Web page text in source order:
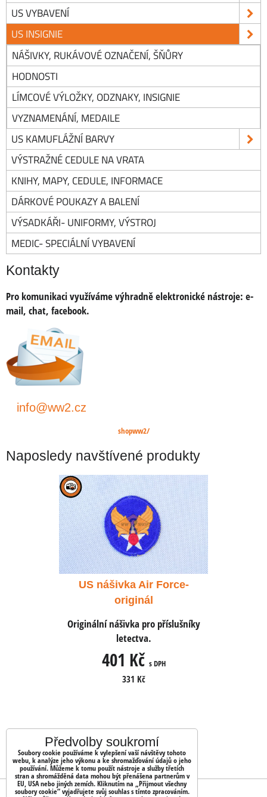
US VYBAVENÍ
US INSIGNIE
NÁŠIVKY, RUKÁVOVÉ OZNAČENÍ, ŠŇŮRY
HODNOSTI
LÍMCOVÉ VÝLOŽKY, ODZNAKY, INSIGNIE
VYZNAMENÁNÍ, MEDAILE
US KAMUFLÁŽNÍ BARVY
VÝSTRAŽNÉ CEDULE NA VRATA
KNIHY, MAPY, CEDULE, INFORMACE
DÁRKOVÉ POUKAZY A BALENÍ
VÝSADKÁŘI- UNIFORMY, VÝSTROJ
MEDIC- SPECIÁLNÍ VYBAVENÍ
Kontakty
Pro komunikaci využíváme výhradně elektronické nástroje: e-
mail, chat, facebook.
info@ww2.cz
shopww2/
Naposledy navštívené produkty
US nášivka Air Force-
originál
Originální nášivka pro příslušníky
letectva.
401 Kč s DPH
331 Kč
Předvolby soukromí
Soubory cookie používáme k vylepšení vaší návštěvy tohoto
webu, k analýze jeho výkonu a ke shromažďování údajů o jeho
používání. Můžeme k tomu použít nástroje a služby třetích
stran a shromážděná data mohou být přenášena partnerům v
EU, USA nebo jiných zemích. Kliknutím na „Přijmout všechny
soubory cookie“ vyjadřujete svůj souhlas s tímto zpracováním.